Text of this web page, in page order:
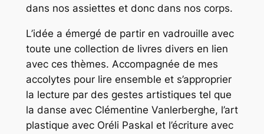
dans nos assiettes et donc dans nos corps.
L’idée a émergé de partir en vadrouille avec
toute une collection de livres divers en lien
avec ces thèmes. Accompagnée de mes
accolytes pour lire ensemble et s’approprier
la lecture par des gestes artistiques tel que
la danse avec Clémentine Vanlerberghe, l’art
plastique avec Oréli Paskal et l’écriture avec